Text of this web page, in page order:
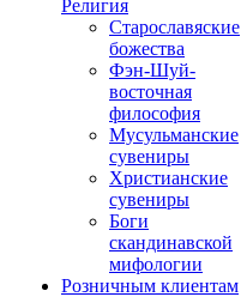
Религия
Старославяские
божества
Фэн-Шуй-
восточная
философия
Мусульманские
сувениры
Христианские
сувениры
Боги
скандинавской
мифологии
Розничным клиентам